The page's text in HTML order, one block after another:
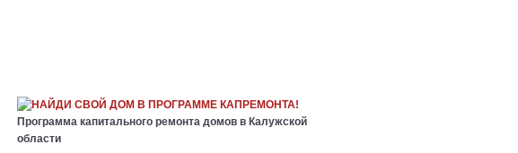
НАЙДИ СВОЙ ДОМ В ПРОГРАММЕ КАПРЕМОНТА!
Программа капитального ремонта домов в Калужской
области